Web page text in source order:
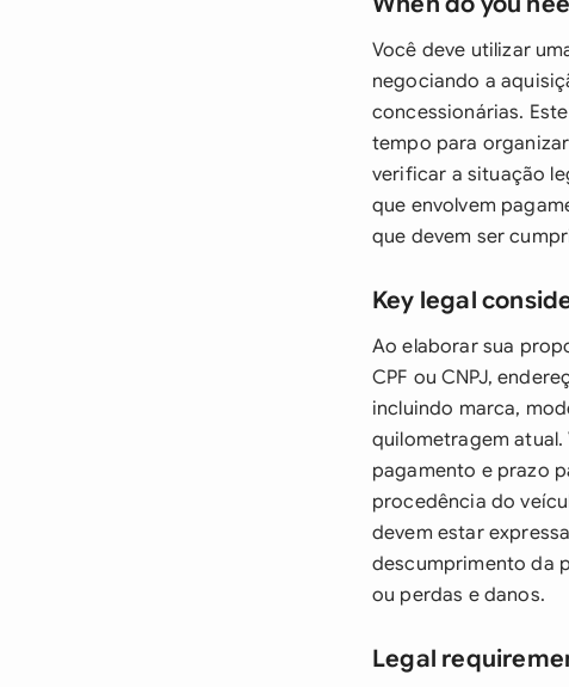
Você deve utilizar
negociando a
concessionárias.
tempo para
verificar a situação
que envolvem
que devem ser
Key legal
Ao elaborar sua
CPF ou CNPJ,
incluindo marca,
quilometragem
pagamento e prazo
procedência do
devem estar
descumprimento da
ou perdas e danos.
Legal